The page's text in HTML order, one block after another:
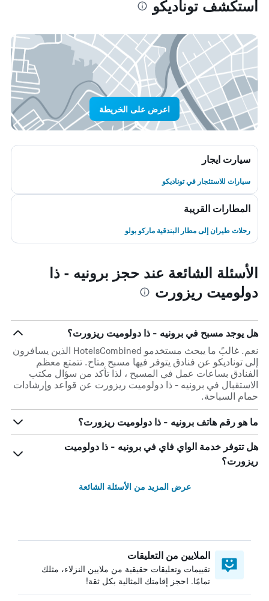
استكشف توناديكو
اعرض على الخريطة
سيارت ايجار
سيارات للاستئجار في توناديكو
المطارات القريبة
رحلات طيران إلى مطار البندقية ماركو بولو
الأسئلة الشائعة عند حجز برونيه - ذا
دولوميت ريزورت
هل يوجد مسبح في برونيه - ذا دولوميت ريزورت؟
نعم. غالبً ما يبحث مستخدمو HotelsCombined الذين يسافرون
إلى توناديكو عن فنادق يتوفر فيها مسبح متاح. تتمتع معظم
الفنادق بساعات عمل في المسبح ، لذا تأكد من سؤال مكتب
الاستقبال في برونيه - ذا دولوميت ريزورت عن قواعد وإرشادات
حمام السباحة.
ما هو رقم هاتف برونيه - ذا دولوميت ريزورت؟
هل تتوفر خدمة الواي فاي في برونيه - ذا دولوميت
ريزورت؟
عرض المزيد من الأسئلة الشائعة
الملايين من التعليقات
تقييمات وتعليقات حقيقية من ملايين النزلاء، مثلك
تمامًا. احجز إقامتك المثالية بكل ثقة!